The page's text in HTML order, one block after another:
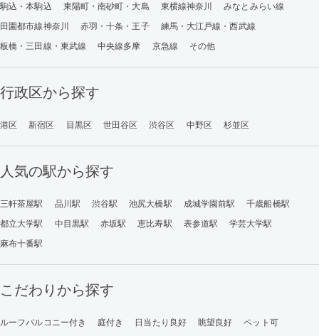
駒込・本駒込
東陽町・南砂町・大島 東横線神奈川
みなとみらい線
田園都市線神奈川
赤羽・十条・王子
練馬・大江戸線・西武線
板橋・三田線・東武線
中央線多摩 京急線 その他
行政区から探す
港区 新宿区 目黒区 世田谷区 渋谷区 中野区 杉並区
人気の駅から探す
三軒茶屋駅 品川駅 渋谷駅 池尻大橋駅 成城学園前駅
千歳船橋駅
都立大学駅
中目黒駅 赤坂駅 恵比寿駅 表参道駅
学芸大学駅
麻布十番駅
こだわりから探す
ルーフバルコニー付き 庭付き 日当たり良好 眺望良好
ペット可